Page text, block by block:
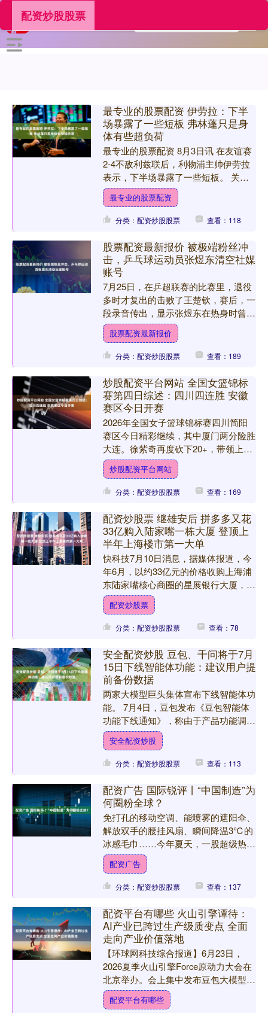
配资炒股股票
最专业的股票配资 伊劳拉：下半
场暴露了一些短板 弗林蓬只是身
体有些超负荷
最专业的股票配资 8月3日讯 在友谊赛
2-4不敌利兹联后，利物浦主帅伊劳拉
表示，下半场暴露了一些短板。 关于
球队表现与收获…… 伊劳拉：“我认为
我们学到了很多。....
最专业的股票配资
分类：配资炒股股票 查看：118
股票配资最新报价 被极端粉丝冲
击，乒乓球运动员张煜东清空社媒
账号
7月25日，在乒超联赛的比赛里，退役
多时才复出的击败了王楚钦，赛后，一
段录音传出，显示张煜东在热身时曾
有“辱骂”王楚钦的行为，他也被极端粉
丝冲击，关闭了社媒。 ....
股票配资最新报价
分类：配资炒股股票 查看：189
炒股配资平台网站 全国女篮锦标
赛第四日综述：四川四连胜 安徽
赛区今日开赛
2026年全国女子篮球锦标赛四川简阳
赛区今日精彩继续，其中厦门两分险胜
大连。徐紫奇再度砍下20+，带领上海
取胜。四川豪取四连胜，继续领跑积分
榜。今日安徽宣城赛区....
炒股配资平台网站
分类：配资炒股股票 查看：169
配资炒股票 继雄安后 拼多多又花
33亿购入陆家嘴一栋大厦 登顶上
半年上海楼市第一大单
快科技7月10日消息，据媒体报道，今
年6月，以约33亿元的价格收购上海浦
东陆家嘴核心商圈的星展银行大厦，拿
下今年上半年上海楼市大宗交易的最大
单笔订单。 据知情人....
配资炒股票
分类：配资炒股股票 查看：78
安全配资炒股 豆包、千问将于7月
15日下线智能体功能：建议用户提
前备份数据
两家大模型巨头集体宣布下线智能体功
能。 7月4日，豆包发布《豆包智能体
功能下线通知》，称由于产品功能调
整，智能体功能将于2026年7月15日下
线。 豆包公告，功....
安全配资炒股
分类：配资炒股股票 查看：113
配资广告 国际锐评丨“中国制造”为
何圈粉全球？
免打孔的移动空调、能喷雾的遮阳伞、
解放双手的腰挂风扇、瞬间降温3℃的
冰感毛巾……今年夏天，一股超级热浪
席卷欧洲，来自中国的“避暑神器”成为
当地爆款。有欧洲消费者....
配资广告
分类：配资炒股股票 查看：137
配资平台有哪些 火山引擎谭待：
AI产业已跨过生产级质变点 全面
走向产业价值落地
【环球网科技综合报道】6月23日，
2026夏季火山引擎Force原动力大会在
北京举办。会上集中发布豆包大模型
2.1、Seedance系列视频模型等多项技
术成果配....
配资平台有哪些